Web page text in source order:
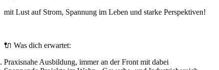
mit Lust auf Strom, Spannung im Leben und starke Perspektiven!
🔌 Was dich erwartet:
Praxisnahe Ausbildung, immer an der Front mit dabei